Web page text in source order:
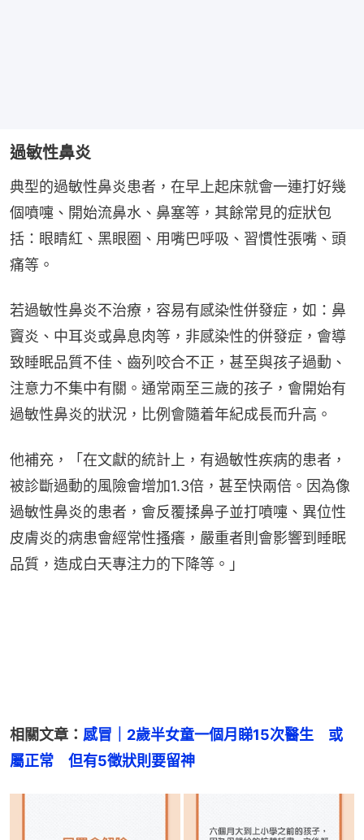
過敏性鼻炎
典型的過敏性鼻炎患者，在早上起床就會一連打好幾
個噴嚏、開始流鼻水、鼻塞等，其餘常見的症狀包
括：眼睛紅、黑眼圈、用嘴巴呼吸、習慣性張嘴、頭
痛等。
若過敏性鼻炎不治療，容易有感染性併發症，如：鼻
竇炎、中耳炎或鼻息肉等，非感染性的併發症，會導
致睡眠品質不佳、齒列咬合不正，甚至與孩子過動、
注意力不集中有關。通常兩至三歲的孩子，會開始有
過敏性鼻炎的狀況，比例會隨着年紀成長而升高。
他補充，「在文獻的統計上，有過敏性疾病的患者，
被診斷過動的風險會增加1.3倍，甚至快兩倍。因為像
過敏性鼻炎的患者，會反覆揉鼻子並打噴嚏、異位性
皮膚炎的病患會經常性搔癢，嚴重者則會影響到睡眠
品質，造成白天專注力的下降等。」
相關文章： 感冒｜2歲半女童一個月睇15次醫生　或
屬正常　但有5徵狀則要留神